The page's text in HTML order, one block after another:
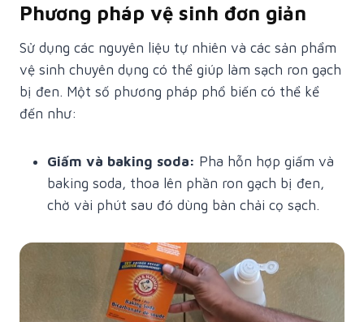
Phương pháp vệ sinh đơn giản
Sử dụng các nguyên liệu tự nhiên và các sản phẩm
vệ sinh chuyên dụng có thể giúp làm sạch ron gạch
bị đen. Một số phương pháp phổ biến có thể kể
đến như:
Giấm và baking soda: Pha hỗn hợp giấm và
baking soda, thoa lên phần ron gạch bị đen,
chờ vài phút sau đó dùng bàn chải cọ sạch.